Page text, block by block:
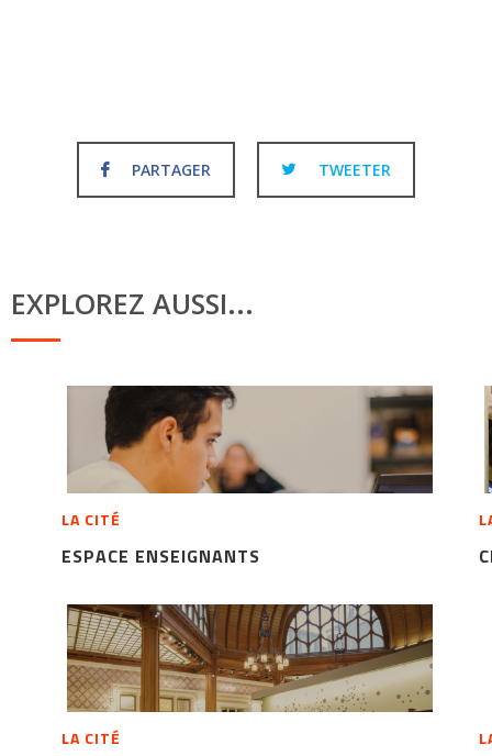
PARTAGER TWEETER
EXPLOREZ AUSSI...
LA CITÉ
ESPACE ENSEIGNANTS
LA CITÉ